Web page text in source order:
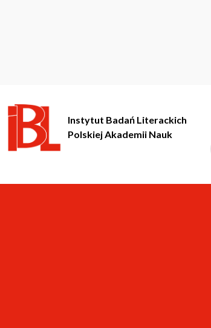
Instytut Badań Literackich
Polskiej Akademii Nauk
Instytut Badań Literackich Polskiej Akademii Nauk